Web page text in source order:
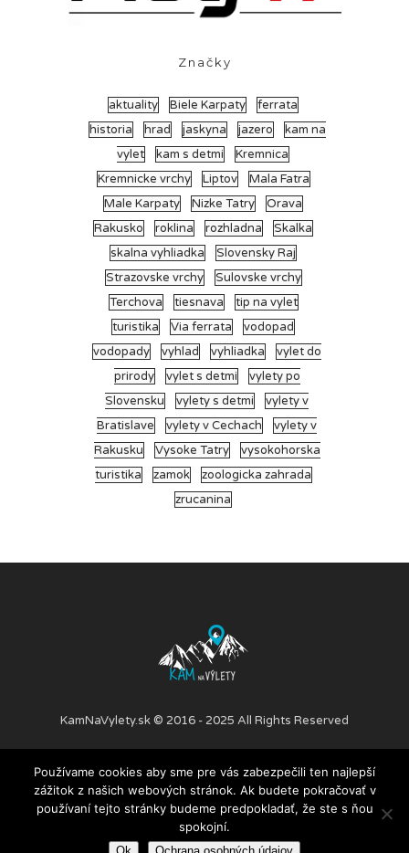
Značky
aktuality Biele Karpaty
ferrata
historia
hrad jaskyna jazero
kam na
vylet
kam s detmi
Kremnica
Kremnicke vrchy
Liptov
Mala Fatra
Male Karpaty
Nizke Tatry
Orava
Rakusko
roklina rozhladna
Skalka
skalna vyhliadka
Slovensky Raj
Strazovske vrchy
Sulovske vrchy
Terchova
tiesnava
tip na vylet
turistika
Via ferrata
vodopad
vodopady
vyhlad vyhliadka
vylet do
prirody
vylet s detmi
vylety po
Slovensku
vylety s detmi
vylety v
Bratislave
vylety v Cechach
vylety v
Rakusku
Vysoke Tatry
vysokohorska
turistika
zamok
zoologicka zahrada
zrucanina
KamNaVylety.sk © 2016 - 2025 All Rights Reserved
PRIDAJ ČLÁNOK O NÁS SPOLUPRÁCA
KONTAKT
NÁŠ TÍM
OCHRANA OSOBNÝCH ÚDAJOV
Používame cookies aby sme pre vás zabezpečili ten najlepší
zážitok z našich webových stránok. Ak budete pokračovať v
používaní tejto stránky budeme predpokladať, že ste s ňou
spokojní.